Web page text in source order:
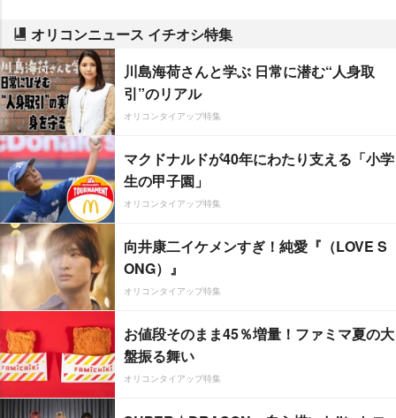
オリコンニュース イチオシ特集
川島海荷さんと学ぶ 日常に潜む“人身取
引”のリアル
オリコンタイアップ特集
マクドナルドが40年にわたり支える「小学
生の甲子園」
オリコンタイアップ特集
向井康二イケメンすぎ！純愛『（LOVE S
ONG）』
オリコンタイアップ特集
お値段そのまま45％増量！ファミマ夏の大
盤振る舞い
オリコンタイアップ特集